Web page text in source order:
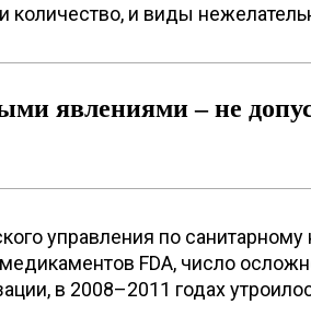
количество, и виды
явлениями – не
управления по санитарному
FDA, число
в 2008–2011 годах